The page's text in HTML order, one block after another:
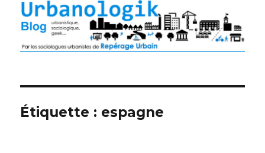
Étiquette : espagne